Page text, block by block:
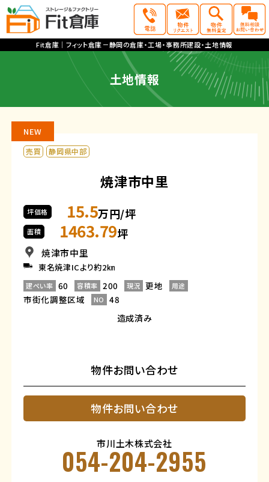
Fit倉庫｜フィット倉庫－静岡の倉庫・工場・事務所建設・土地情報
土地情報
NEW
売買 静岡県中部
焼津市中里
坪価格 15.5万円/坪
面積 1463.79坪
焼津市中里
東名焼津ICより約2㎞
建ぺい率 60 容積率 200 現況 更地 用途
市街化調整区域 NO
48
造成済み
物件お問い合わせ
物件お問い合わせ
市川土木株式会社
054-204-2955